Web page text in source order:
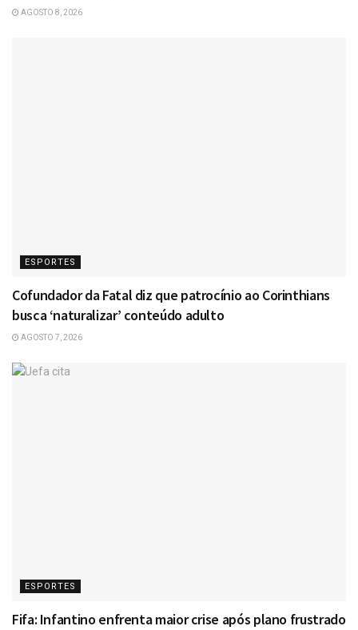
AGOSTO 8, 2026
ESPORTES
Cofundador da Fatal diz que patrocínio ao Corinthians
busca ‘naturalizar’ conteúdo adulto
AGOSTO 7, 2026
ESPORTES
Fifa: Infantino enfrenta maior crise após plano frustrado